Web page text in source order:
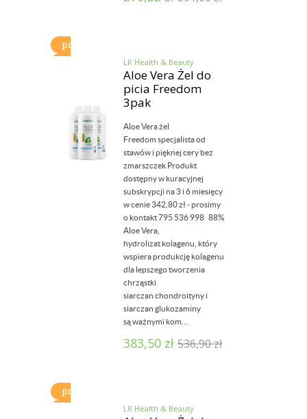
LR Health & Beauty
Aloe Vera Żel do
picia Freedom
3pak
Aloe Vera żel
Freedom specjalista od
stawów i pięknej cery bez
zmarszczek Produkt
dostępny w kuracyjnej
subskrypcji na 3 i 6 miesięcy
w cenie 342,80 zł - prosimy
o kontakt 795 536 998 88%
Aloe Vera,
hydrolizat kolagenu, który
wspiera produkcję kolagenu
dla lepszego tworzenia
chrząstki
siarczan chondroityny i
siarczan glukozaminy
są ważnymi kom...
383,50 zł 536,90zł
LR Health & Beauty